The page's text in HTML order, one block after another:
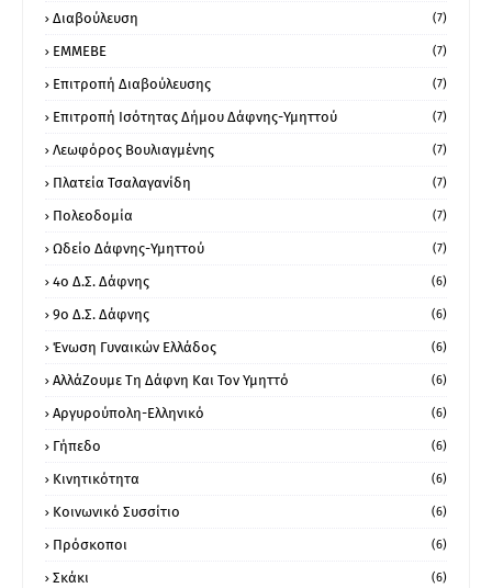
Διαβούλευση (7)
ΕΜΜΕΒΕ (7)
Επιτροπή Διαβούλευσης (7)
Επιτροπή Ισότητας Δήμου Δάφνης-Υμηττού (7)
Λεωφόρος Βουλιαγμένης (7)
Πλατεία Τσαλαγανίδη (7)
Πολεοδομία (7)
Ωδείο Δάφνης-Υμηττού (7)
4ο Δ.Σ. Δάφνης (6)
9ο Δ.Σ. Δάφνης (6)
Ένωση Γυναικών Ελλάδος (6)
ΑλλάΖουμε Τη Δάφνη Και Τον Υμηττό (6)
Αργυρούπολη-Ελληνικό (6)
Γήπεδο (6)
Κινητικότητα (6)
Κοινωνικό Συσσίτιο (6)
Πρόσκοποι (6)
Σκάκι (6)